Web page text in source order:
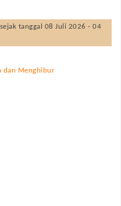
tanggal 08 Juli 2026 - 04
dan Menghibur